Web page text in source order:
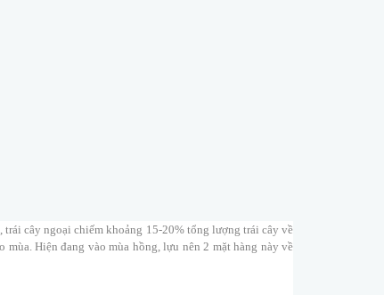
trái cây ngoại chiếm khoảng 15-20% tổng lượng trái cây về
Hiện đang vào mùa hồng, lựu nên 2 mặt hàng này về